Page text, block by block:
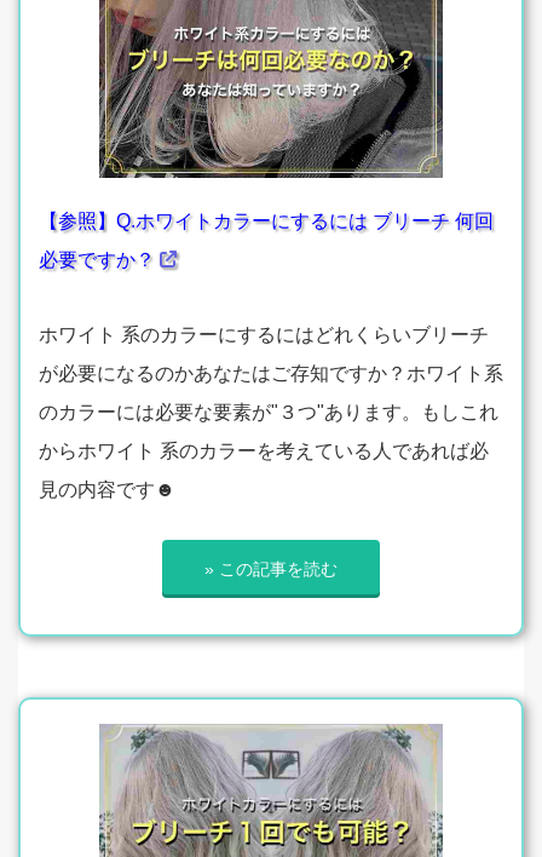
【参照】Q.ホワイトカラーにするには ブリーチ 何回
必要ですか？
ホワイト 系のカラーにするにはどれくらいブリーチ
が必要になるのかあなたはご存知ですか？ホワイト系
のカラーには必要な要素が"３つ"あります。もしこれ
からホワイト 系のカラーを考えている人であれば必
見の内容です☻
» この記事を読む